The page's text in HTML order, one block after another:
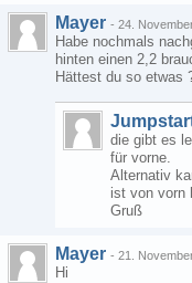
Mayer - 24.
Habe nochmals
hinten einen 2,2
Hättest du so etwas
die gibt es
für vorne.
Alternativ
ist von vorn
Gruß
Mayer - 21.
Hi